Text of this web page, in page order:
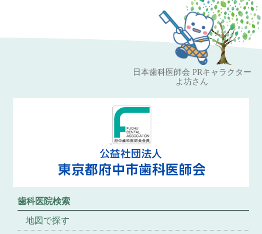
日本歯科医師会 PRキャラクター
よ坊さん
歯科医院検索
地図で探す